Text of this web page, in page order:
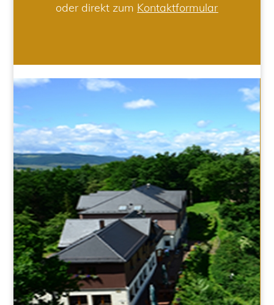
oder direkt zum Kontaktformular
HOTEL